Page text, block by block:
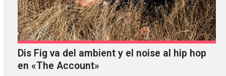
Dis Fig va del ambient y el noise al hip hop
en «The Account»